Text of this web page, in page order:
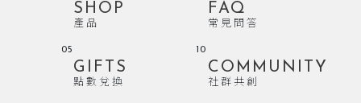
SHOP
產品
05
GIFTS
點數兌換
FAQ
常見問答
10
COMMUNITY
社群共創